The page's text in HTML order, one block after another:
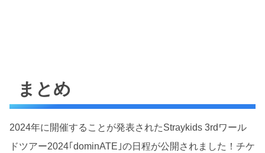
まとめ
2024年に開催することが発表されたStraykids 3rdワール
ドツアー2024｢dominATE｣の日程が公開されました！チケ